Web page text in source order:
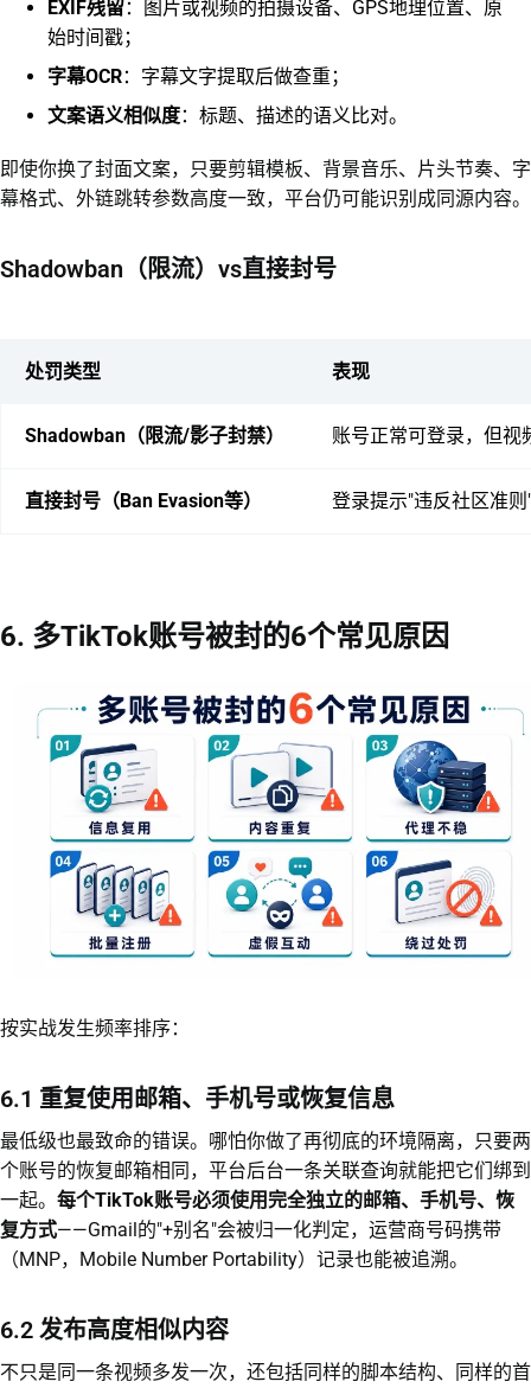
EXIF残留：图片或视频的拍摄设备、GPS地理位置、原
始时间戳；
字幕OCR：字幕文字提取后做查重；
文案语义相似度：标题、描述的语义比对。
即使你换了封面文案，只要剪辑模板、背景音乐、片头节奏、字
幕格式、外链跳转参数高度一致，平台仍可能识别成同源内容。
Shadowban（限流）vs直接封号
处罚类型 表现
Shadowban（限流/影子封禁） 账号正常可登录，但视
直接封号（Ban Evasion等） 登录提示"违反社区准则
6. 多TikTok账号被封的6个常见原因
按实战发生频率排序：
6.1 重复使用邮箱、手机号或恢复信息
最低级也最致命的错误。哪怕你做了再彻底的环境隔离，只要两
个账号的恢复邮箱相同，平台后台一条关联查询就能把它们绑到
一起。 每个TikTok账号必须使用完全独立的邮箱、手机号、恢
复方式——Gmail的"+别名"会被归一化判定，运营商号码携带
（MNP，Mobile Number Portability）记录也能被追溯。
6.2 发布高度相似内容
不只是同一条视频多发一次，还包括同样的脚本结构、同样的首